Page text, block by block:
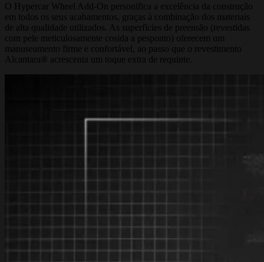
O Hypercar Wheel Add-On personifica a excelência da construção
em todos os seus acabamentos, graças à combinação dos materiais
de alta qualidade utilizados. As superfícies de preensão (revestidas
com pele meticulosamente cosida a pesponto) oferecem um
manuseamento firme e confortável, ao passo que o revestimento
Alcantara® acrescenta um toque extra de requinte.